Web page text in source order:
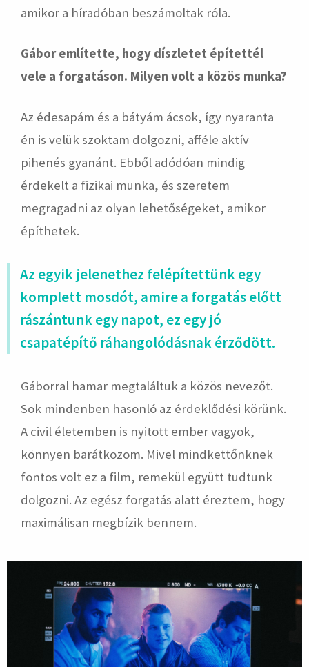
amikor a híradóban beszámoltak róla.
Gábor említette, hogy díszletet építettél
vele a forgatáson. Milyen volt a közös munka?
Az édesapám és a bátyám ácsok, így nyaranta
én is velük szoktam dolgozni, afféle aktív
pihenés gyanánt. Ebből adódóan mindig
érdekelt a fizikai munka, és szeretem
megragadni az olyan lehetőségeket, amikor
építhetek.
Az egyik jelenethez felépítettünk egy
komplett mosdót, amire a forgatás előtt
rászántunk egy napot, ez egy jó
csapatépítő ráhangolódásnak érződött.
Gáborral hamar megtaláltuk a közös nevezőt.
Sok mindenben hasonló az érdeklődési körünk.
A civil életemben is nyitott ember vagyok,
könnyen barátkozom. Mivel mindkettőnknek
fontos volt ez a film, remekül együtt tudtunk
dolgozni. Az egész forgatás alatt éreztem, hogy
maximálisan megbízik bennem.